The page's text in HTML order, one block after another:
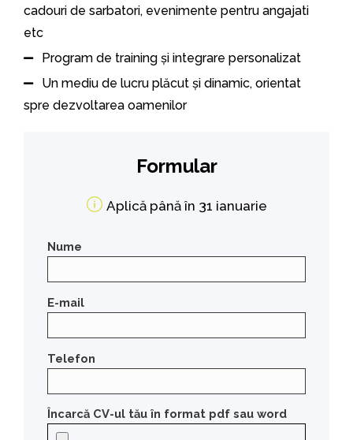
cadouri de sarbatori, evenimente pentru angajati
etc
Program de training și integrare personalizat
Un mediu de lucru plăcut și dinamic, orientat
spre dezvoltarea oamenilor
Formular
Aplică până în 31 ianuarie
Nume
E-mail
Telefon
Încarcă CV-ul tău în format pdf sau word